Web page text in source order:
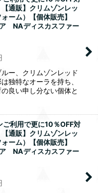
通販】クリムゾンレッ
ーム）【個体販売】
NAディスカスファー
ー、クリムゾンレッド
独特なオーラを持ち、
良い申し分ない個体と
ご利用で更に10％OFF対
通販】クリムゾンレッ
ーム）【個体販売】
NAディスカスファー